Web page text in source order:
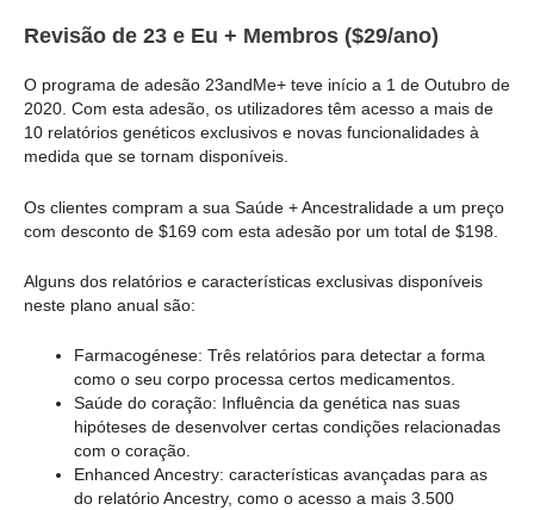
Revisão de 23 e Eu + Membros ($29/ano)
O programa de adesão 23andMe+ teve início a 1 de Outubro de
2020. Com esta adesão, os utilizadores têm acesso a mais de
10 relatórios genéticos exclusivos e novas funcionalidades à
medida que se tornam disponíveis.
Os clientes compram a sua Saúde + Ancestralidade a um preço
com desconto de $169 com esta adesão por um total de $198.
Alguns dos relatórios e características exclusivas disponíveis
neste plano anual são:
Farmacogénese: Três relatórios para detectar a forma
como o seu corpo processa certos medicamentos.
Saúde do coração: Influência da genética nas suas
hipóteses de desenvolver certas condições relacionadas
com o coração.
Enhanced Ancestry: características avançadas para as
do relatório Ancestry, como o acesso a mais 3.500